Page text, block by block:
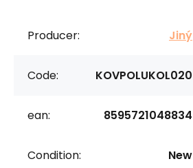
Producer: Jiný
Code: KOVPOLUKOL020
ean: 8595721048834
Condition: New